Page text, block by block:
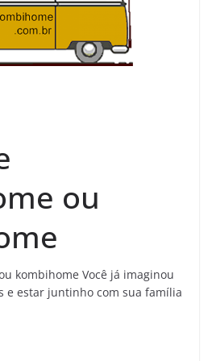
ou
kombihome Você já imaginou
e estar juntinho com sua família